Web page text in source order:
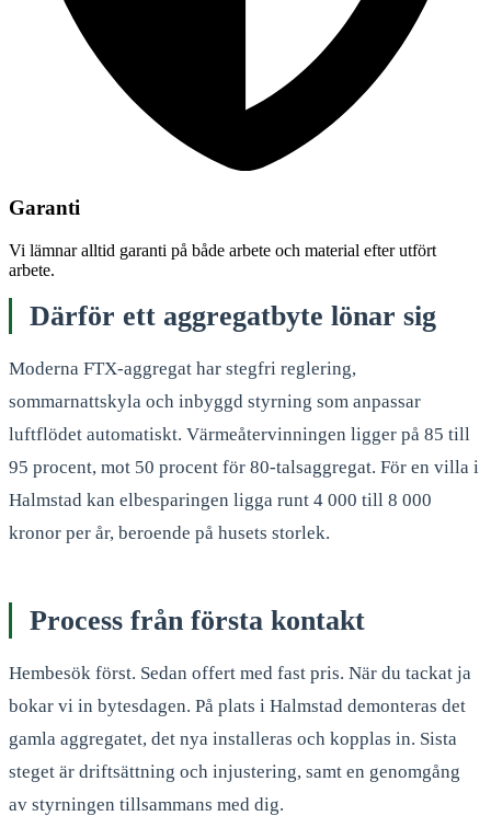
Garanti
Vi lämnar alltid garanti på både arbete och material efter utfört
arbete.
Därför ett aggregatbyte lönar sig
Moderna FTX-aggregat har stegfri reglering,
sommarnattskyla och inbyggd styrning som anpassar
luftflödet automatiskt. Värmeåtervinningen ligger på 85 till
95 procent, mot 50 procent för 80-talsaggregat. För en villa i
Halmstad kan elbesparingen ligga runt 4 000 till 8 000
kronor per år, beroende på husets storlek.
Process från första kontakt
Hembesök först. Sedan offert med fast pris. När du tackat ja
bokar vi in bytesdagen. På plats i Halmstad demonteras det
gamla aggregatet, det nya installeras och kopplas in. Sista
steget är driftsättning och injustering, samt en genomgång
av styrningen tillsammans med dig.